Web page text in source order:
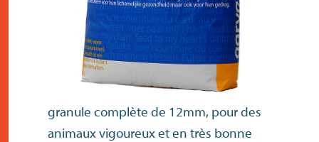
granule complète de 12mm, pour des
animaux vigoureux et en très bonne